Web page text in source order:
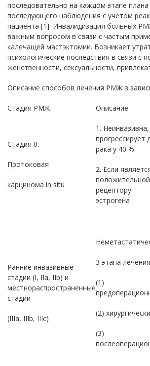
последовательно на каждом этапе плана
последующего наблюдения с учетом
пациента [1]. Инвалидизация больных
важным вопросом в связи с частым
калечащей мастэктомии. Возникает
психологические последствия в связи с
женственности, сексуальности,
Описание способов лечения РМЖ в
Стадия РМЖ Описание
Стадия 0.
Протоковая
карцинома in situ
1. Неинвазивна,
прогрессирует
рака у 40 %.
2. Если
рецептору
эстрогена
Ранние инвазивные
стадии (I, IIa, IIb) и
местнораспространенные
стадии
(IIIa, IIIb, IIIc)
3 этапа
(1)
(2)
(3)